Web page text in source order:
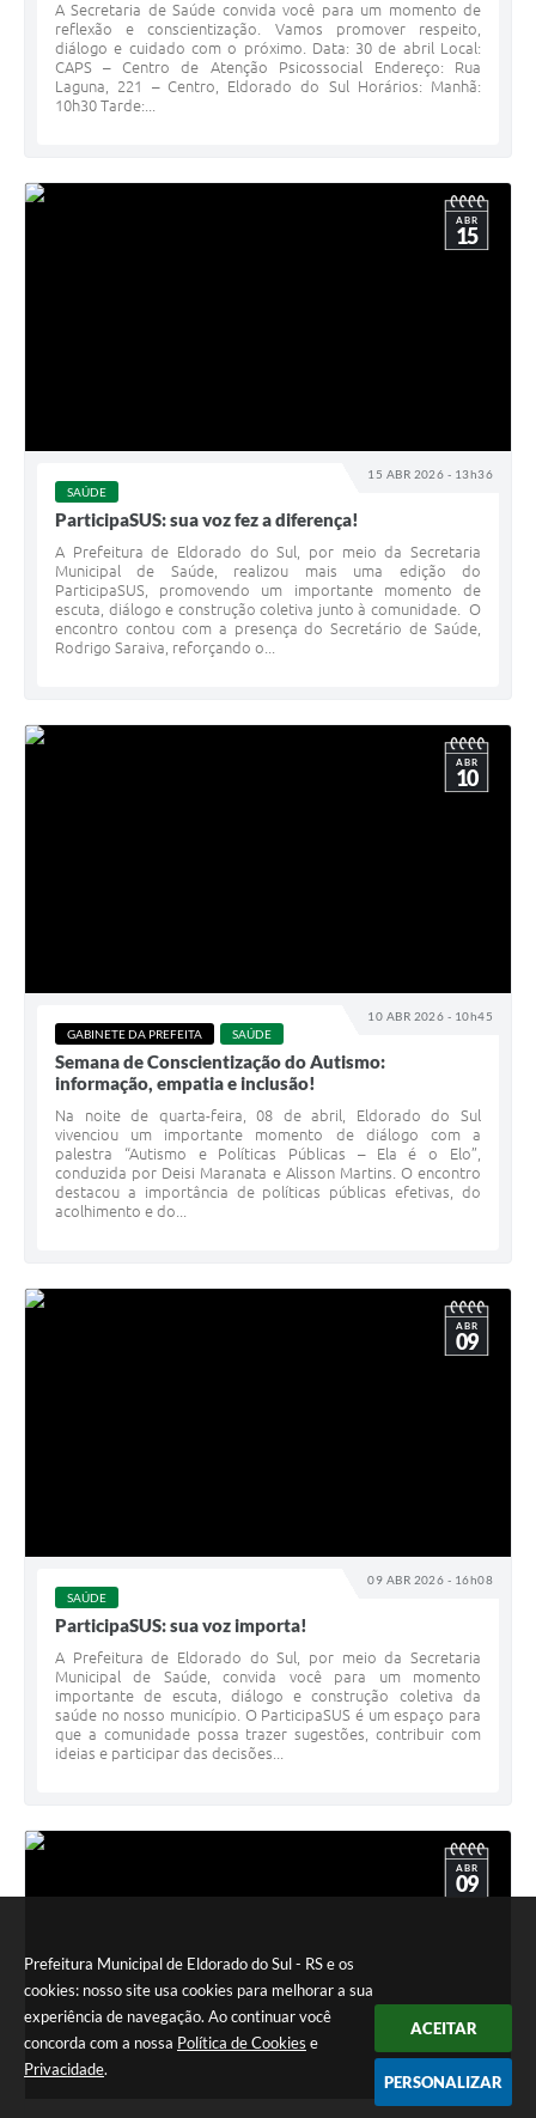
Prefeitura Municipal de Eldorado do Sul - RS e os
cookies: nosso site usa cookies para melhorar a sua
experiência de navegação. Ao continuar você
concorda com a nossa Política de Cookies e
Privacidade.
ACEITAR
PERSONALIZAR
A Secretaria de Saúde convida você para um momento de
reflexão e conscientização. Vamos promover respeito,
diálogo e cuidado com o próximo. Data: 30 de abril Local:
CAPS – Centro de Atenção Psicossocial Endereço: Rua
Laguna, 221 – Centro, Eldorado do Sul Horários: Manhã:
10h30 Tarde:...
15 ABR 2026 - 13h36
ABR
15
SAÚDE
ParticipaSUS: sua voz fez a diferença!
A Prefeitura de Eldorado do Sul, por meio da Secretaria
Municipal de Saúde, realizou mais uma edição do
ParticipaSUS, promovendo um importante momento de
escuta, diálogo e construção coletiva junto à comunidade. O
encontro contou com a presença do Secretário de Saúde,
Rodrigo Saraiva, reforçando o...
10 ABR 2026 - 10h45
ABR
10
GABINETE DA PREFEITA SAÚDE
Semana de Conscientização do Autismo:
informação, empatia e inclusão!
Na noite de quarta-feira, 08 de abril, Eldorado do Sul
vivenciou um importante momento de diálogo com a
palestra “Autismo e Políticas Públicas – Ela é o Elo”,
conduzida por Deisi Maranata e Alisson Martins. O encontro
destacou a importância de políticas públicas efetivas, do
acolhimento e do...
09 ABR 2026 - 16h08
ABR
09
SAÚDE
ParticipaSUS: sua voz importa!
A Prefeitura de Eldorado do Sul, por meio da Secretaria
Municipal de Saúde, convida você para um momento
importante de escuta, diálogo e construção coletiva da
saúde no nosso município. O ParticipaSUS é um espaço para
que a comunidade possa trazer sugestões, contribuir com
ideias e participar das decisões...
ABR
09